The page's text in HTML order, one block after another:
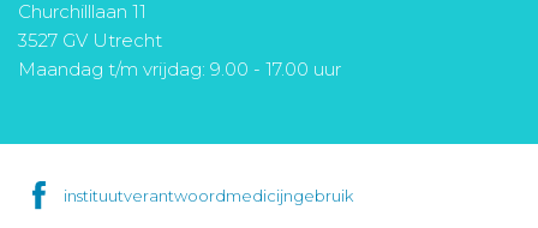
Churchilllaan 11
3527 GV Utrecht
Maandag t/m vrijdag: 9.00 - 17.00 uur
instituutverantwoordmedicijngebruik